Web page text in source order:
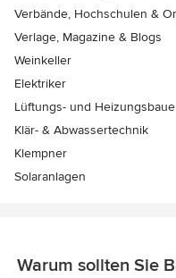
Verbände, Hochschulen &
Verlage, Magazine & Blogs
Weinkeller
Elektriker
Lüftungs- und
Klär- & Abwassertechnik
Klempner
Solaranlagen
Warum sollten Sie